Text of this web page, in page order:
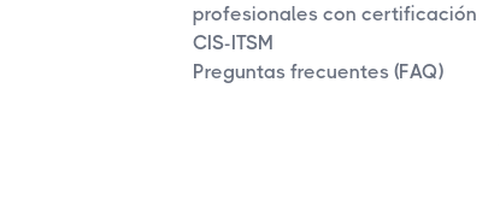
profesionales con certificación
CIS-ITSM
Preguntas frecuentes (FAQ)